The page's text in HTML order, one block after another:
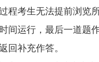
考生无法提前浏览
运行，最后一道
补充作答。